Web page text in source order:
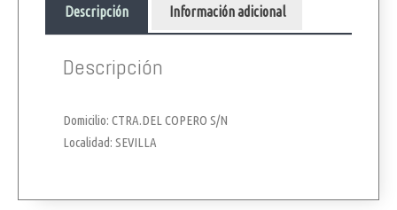
Descripción Información adicional
Descripción
Domicilio: CTRA.DEL COPERO S/N
Localidad: SEVILLA